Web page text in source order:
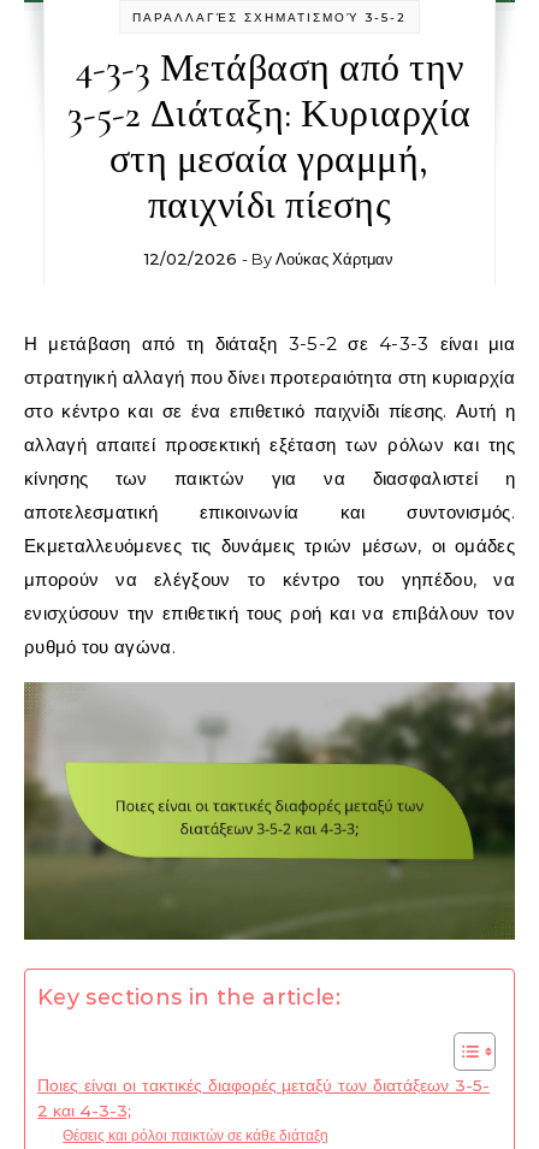
ΠΑΡΑΛΛΑΓΈΣ ΣΧΗΜΑΤΙΣΜΟΎ 3-5-2
4-3-3 Μετάβαση από την
3-5-2 Διάταξη: Κυριαρχία
στη μεσαία γραμμή,
παιχνίδι πίεσης
12/02/2026 - ByΛούκας Χάρτμαν
Η μετάβαση από τη διάταξη 3-5-2 σε 4-3-3 είναι μια
στρατηγική αλλαγή που δίνει προτεραιότητα στη κυριαρχία
στο κέντρο και σε ένα επιθετικό παιχνίδι πίεσης. Αυτή η
αλλαγή απαιτεί προσεκτική εξέταση των ρόλων και της
κίνησης των παικτών για να διασφαλιστεί η
αποτελεσματική επικοινωνία και συντονισμός.
Εκμεταλλευόμενες τις δυνάμεις τριών μέσων, οι ομάδες
μπορούν να ελέγξουν το κέντρο του γηπέδου, να
ενισχύσουν την επιθετική τους ροή και να επιβάλουν τον
ρυθμό του αγώνα.
Key sections in the article:
Ποιες είναι οι τακτικές διαφορές μεταξύ των διατάξεων 3-5-
2 και 4-3-3;
Θέσεις και ρόλοι παικτών σε κάθε διάταξη